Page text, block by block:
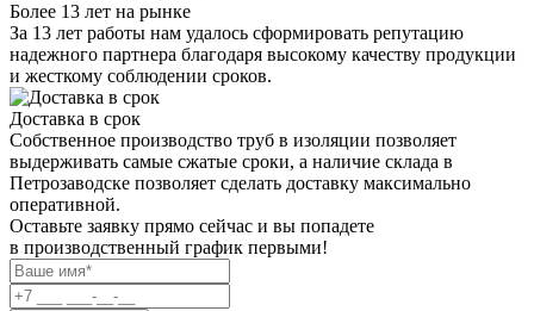
Более 13 лет на рынке
За 13 лет работы нам удалось сформировать репутацию
надежного партнера благодаря высокому качеству продукции
и жесткому соблюдении сроков.
Доставка в срок
Собственное производство труб в изоляции позволяет
выдерживать самые сжатые сроки, а наличие склада в
Петрозаводске позволяет сделать доставку максимально
оперативной.
Оставьте заявку прямо сейчас и вы попадете
в производственный график первыми!